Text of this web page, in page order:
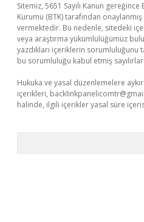
Sitemiz, 5651 Sayılı Kanun
Kurumu (BTK) tarafından
vermektedir. Bu nedenle, sitedeki
veya araştırma yükümlülüğümüz
yazdıkları içeriklerin sorumluluğunu
bu sorumluluğu kabul etmiş sayılırlar.
Hukuka ve yasal düzenlemelere
içerikleri,
halinde, ilgili içerikler yasal süre